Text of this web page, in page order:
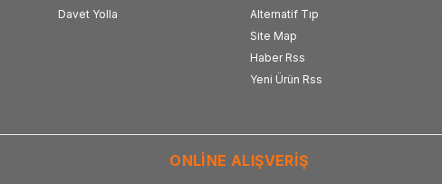
Davet Yolla
Alternatif Tıp
Site Map
Haber Rss
Yeni Ürün Rss
ONLİNE ALIŞVERİŞ